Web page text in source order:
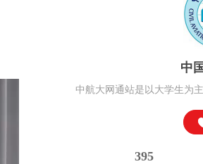
中
中航大网通站是以大学生为
395